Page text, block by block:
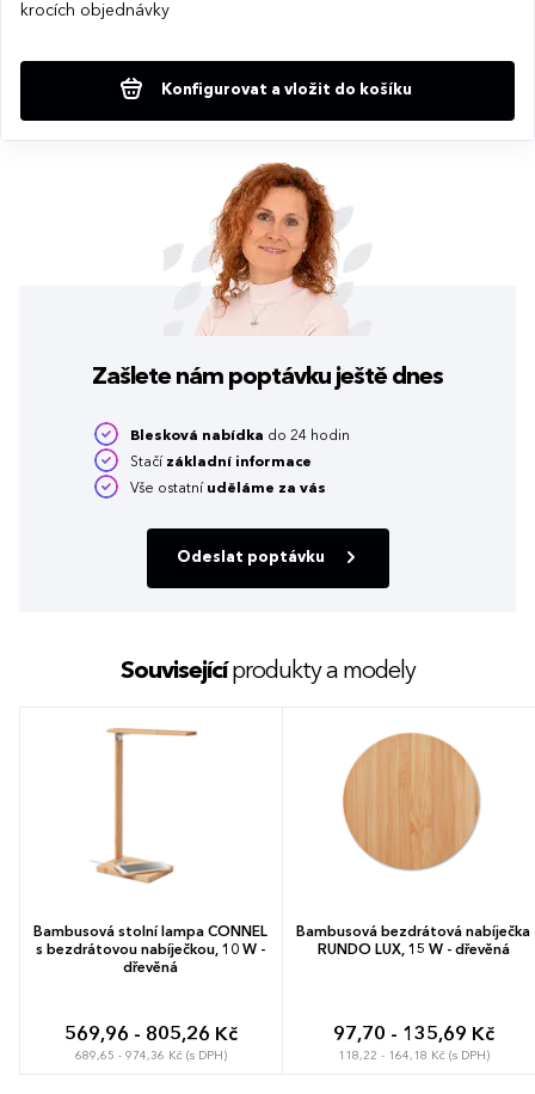
krocích objednávky
Konfigurovat a vložit do košíku
Zašlete nám poptávku ještě dnes
Blesková nabídka do 24 hodin
Stačí základní informace
Vše ostatní uděláme za vás
Odeslat poptávku
Souvisejícíprodukty a modely
Bambusová stolní lampa CONNEL
s bezdrátovou nabíječkou, 10 W -
dřevěná
569,96 - 805,26 Kč
689,65 - 974,36 Kč (s DPH)
Bambusová bezdrátová nabíječka
RUNDO LUX, 15 W - dřevěná
97,70 - 135,69 Kč
118,22 - 164,18 Kč (s DPH)